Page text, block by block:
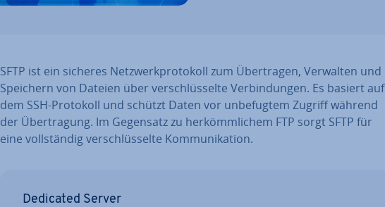
SFTP ist ein sicheres Netz­werk­pro­to­koll zum Über­tra­gen, Verwalten und
Speichern von Dateien über ver­schlüs­sel­te Ver­bin­dun­gen. Es basiert auf
dem SSH-Protokoll und schützt Daten vor un­be­fug­tem Zugriff während
der Über­tra­gung. Im Gegensatz zu her­kömm­li­chem FTP sorgt SFTP für
eine voll­stän­dig ver­schlüs­sel­te Kom­mu­ni­ka­ti­on.
Dedicated Server